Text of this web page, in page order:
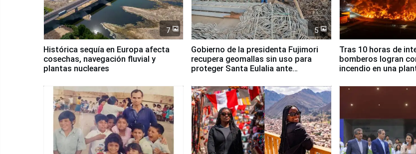
7
Histórica sequía en Europa afecta
cosechas, navegación fluvial y
plantas nucleares
5
Gobierno de la presidenta Fujimori
recupera geomallas sin uso para
proteger Santa Eulalia ante
Tras 10 horas de
bomberos logran
incendio en una